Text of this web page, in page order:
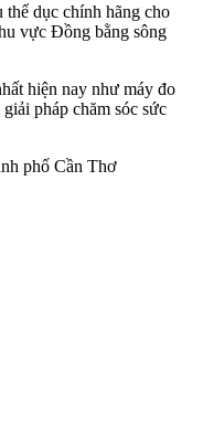
thể dục chính hãng cho
vực Đồng bằng sông
hiện nay như máy đo
pháp chăm sóc sức
phố Cần Thơ